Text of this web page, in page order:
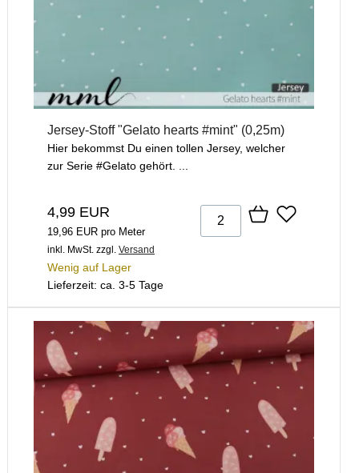
Jersey-Stoff "Gelato hearts #mint" (0,25m)
Hier bekommst Du einen tollen Jersey, welcher
zur Serie #Gelato gehört. ...
4,99 EUR
19,96 EUR pro Meter
inkl. MwSt. zzgl. Versand
Wenig auf Lager
Lieferzeit: ca. 3-5 Tage